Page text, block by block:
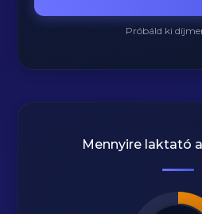
Próbáld ki
Mennyire laktató